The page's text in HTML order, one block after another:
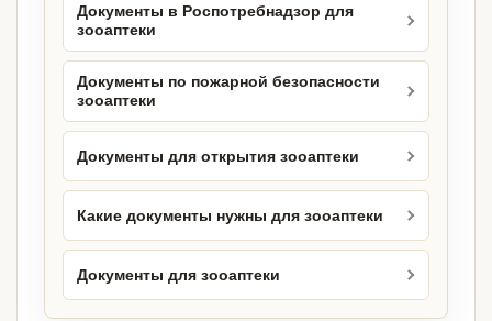
Документы в Роспотребнадзор для
зооаптеки
Документы по пожарной безопасности
зооаптеки
Документы для открытия зооаптеки
Какие документы нужны для зооаптеки
Документы для зооаптеки